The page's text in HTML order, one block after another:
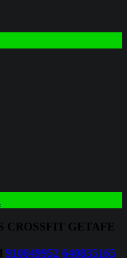
CROSSFIT GETAFE
910849952 640835165